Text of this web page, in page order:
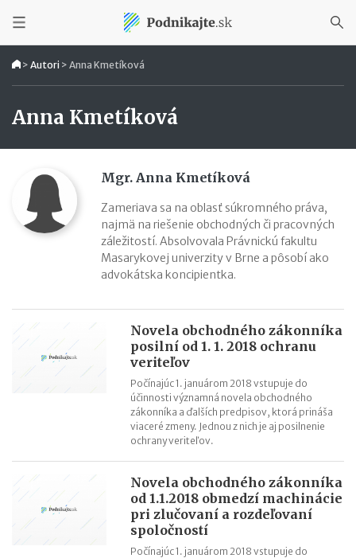
> Autori > Anna Kmetíková
Anna Kmetíková
Mgr. Anna Kmetíková
Zameriava sa na oblasť súkromného práva,
najmä na riešenie obchodných či pracovných
záležitostí. Absolvovala Právnickú fakultu
Masarykovej univerzity v Brne a pôsobí ako
advokátska koncipientka.
Novela obchodného zákonníka
posilní od 1. 1. 2018 ochranu
veriteľov
Počínajúc 1. januárom 2018 vstupuje do
účinnosti významná novela obchodného
zákonníka a ďalších predpisov, ktorá prináša
viaceré zmeny. Jednou z nich je aj posilnenie
ochrany veriteľov.
Novela obchodného zákonníka
od 1.1.2018 obmedzí machinácie
pri zlučovaní a rozdeľovaní
spoločností
Počínajúc 1. januárom 2018 vstupuje do